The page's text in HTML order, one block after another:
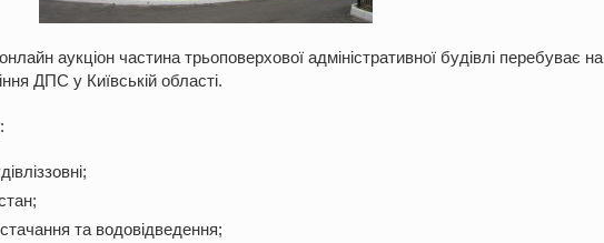
аукціон частина трьоповерхової адміністративної будівлі перебуває на
ДПС у Київській області.
:
та водовідведення;